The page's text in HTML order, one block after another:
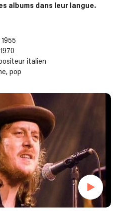
albums dans leur langue.
italien
pop